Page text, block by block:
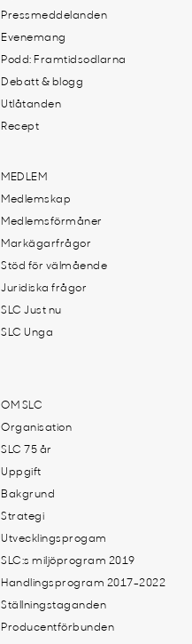
Pressmeddelanden
Evenemang
Podd: Framtidsodlarna
Debatt & blogg
Utlåtanden
Recept
MEDLEM
Medlemskap
Medlemsförmåner
Markägarfrågor
Stöd för välmående
Juridiska frågor
SLC Just nu
SLC Unga
OM SLC
Organisation
SLC 75 år
Uppgift
Bakgrund
Strategi
Utvecklingsprogam
SLC:s miljöprogram 2019
Handlingsprogram 2017-2022
Ställningstaganden
Producentförbunden